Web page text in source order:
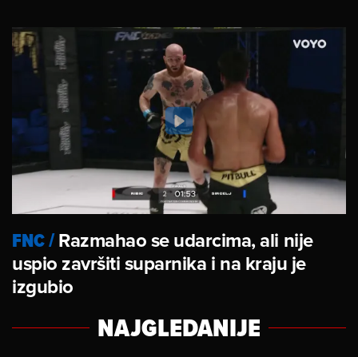
FNC/Razmahao se udarcima, ali nije
uspio završiti suparnika i na kraju je
izgubio
NAJGLEDANIJE